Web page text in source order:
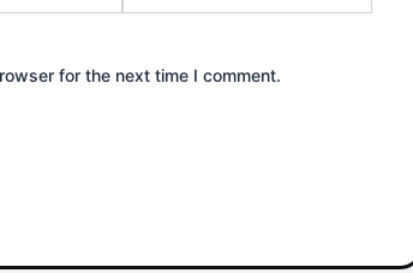
for the next time I comment.